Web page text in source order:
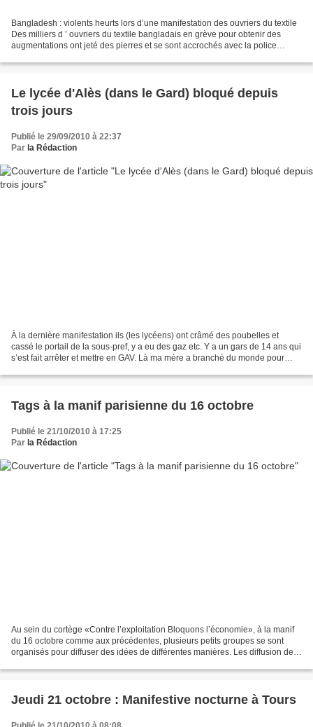
Bangladesh : violents heurts lors d’une manifestation des ouvriers du textile
Des milliers d ’ ouvriers du textile bangladais en grève pour obtenir des
augmentations ont jeté des pierres et se sont accrochés avec la police
Le lycée d'Alès (dans le Gard) bloqué depuis
trois jours
Publié le 29/09/2010 à 22:37
Par la Rédaction
À la dernière manifestation ils (les lycéens) ont crâmé des poubelles et
cassé le portail de la sous-pref, y a eu des gaz etc. Y a un gars de 14 ans qui
s’est fait arrêter et mettre en GAV. Là ma mère a branché du monde pour
Tags à la manif parisienne du 16 octobre
Publié le 21/10/2010 à 17:25
Par la Rédaction
Au sein du cortège «Contre l’exploitation Bloquons l’économie», à la manif
du 16 octobre comme aux précédentes, plusieurs petits groupes se sont
organisés pour diffuser des idées de différentes manières. Les diffusion de
Jeudi 21 octobre : Manifestive nocturne à Tours